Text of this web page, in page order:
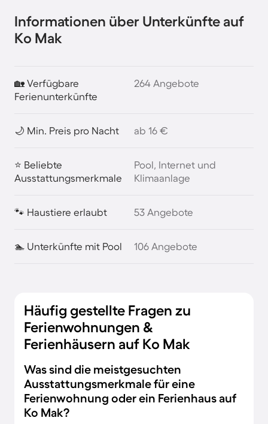
Informationen über Unterkünfte auf
Ko Mak
🏡 Verfügbare
Ferienunterkünfte
264 Angebote
🌙 Min. Preis pro Nacht ab 16 €
⭐ Beliebte
Ausstattungsmerkmale
Pool, Internet und
Klimaanlage
🐾 Haustiere erlaubt 53 Angebote
🏊 Unterkünfte mit Pool 106 Angebote
Häufig gestellte Fragen zu
Ferienwohnungen &
Ferienhäusern auf Ko Mak
Was sind die meistgesuchten
Ausstattungsmerkmale für eine
Ferienwohnung oder ein Ferienhaus auf
Ko Mak?